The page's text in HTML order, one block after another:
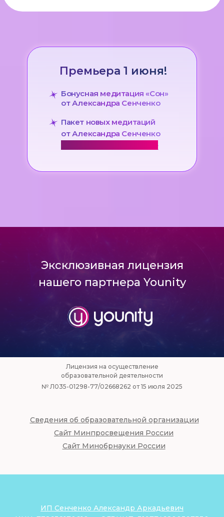
Бонусная медитация «Сон»
от Александра Сенченко
Пакет новых медитаций
от Александра Сенченко
ЭКСКЛЮЗИВНО НА САММИТЕ
Премьера 1 июня!
Эксклюзивная лицензия
нашего партнера Younity
Лицензия на осуществление
образовательной деятельности
№ Л035-01298-77/02668262 от 15 июля 2025
Сайт Минпросвещения России
Сайт Минобрнауки России
Сведения об образовательной организации
ИП Сенченко Александр Аркадьевич